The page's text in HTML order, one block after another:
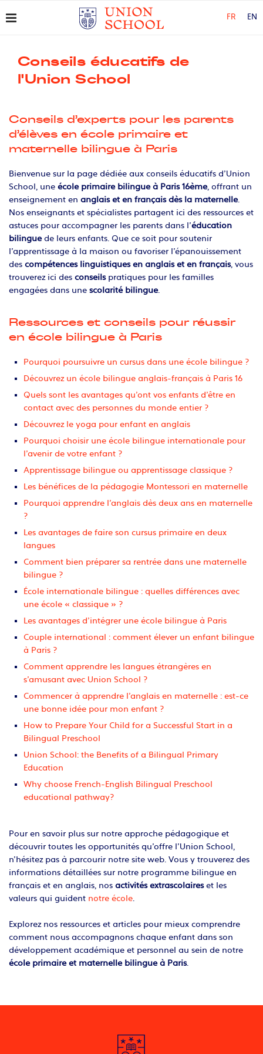
FR EN
Conseils éducatifs de
l'Union School
Conseils d’experts pour les parents
d’élèves en école primaire et
maternelle bilingue à Paris
Bienvenue sur la page dédiée aux conseils éducatifs d’Union
School, une école primaire bilingue à Paris 16ème, offrant un
enseignement en anglais et en français dès la maternelle.
Nos enseignants et spécialistes partagent ici des ressources et
astuces pour accompagner les parents dans l’éducation
bilinguede leurs enfants. Que ce soit pour soutenir
l’apprentissage à la maison ou favoriser l’épanouissement
des compétences linguistiques en anglais et en français, vous
trouverez ici des conseilspratiques pour les familles
engagées dans une scolarité bilingue.
Ressources et conseils pour réussir
en école bilingue à Paris
Pourquoi poursuivre un cursus dans une école bilingue ?
Découvrez un école bilingue anglais-français à Paris 16
Quels sont les avantages qu’ont vos enfants d’être en
contact avec des personnes du monde entier ?
Découvrez le yoga pour enfant en anglais
Pourquoi choisir une école bilingue internationale pour
l’avenir de votre enfant ?
Apprentissage bilingue ou apprentissage classique ?
Les bénéfices de la pédagogie Montessori en maternelle
Pourquoi apprendre l’anglais dès deux ans en maternelle
?
Les avantages de faire son cursus primaire en deux
langues
Comment bien préparer sa rentrée dans une maternelle
bilingue ?
École internationale bilingue : quelles différences avec
une école « classique » ?
Les avantages d’intégrer une école bilingue à Paris
Couple international : comment élever un enfant bilingue
à Paris ?
Comment apprendre les langues étrangères en
s’amusant avec Union School ?
Commencer à apprendre l’anglais en maternelle : est-ce
une bonne idée pour mon enfant ?
How to Prepare Your Child for a Successful Start in a
Bilingual Preschool
Union School: the Benefits of a Bilingual Primary
Education
Why choose French-English Bilingual Preschool
educational pathway?
Pour en savoir plus sur notre approche pédagogique et
découvrir toutes les opportunités qu’offre l’Union School,
n’hésitez pas à parcourir notre site web. Vous y trouverez des
informations détaillées sur notre programme bilingue en
français et en anglais, nos activités extrascolaireset les
valeurs qui guident notre école.
Explorez nos ressources et articles pour mieux comprendre
comment nous accompagnons chaque enfant dans son
développement académique et personnel au sein de notre
école primaire et maternelle bilingue à Paris.